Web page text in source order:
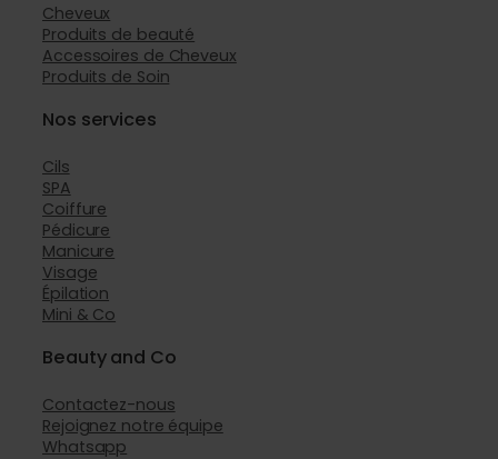
Cheveux
Produits de beauté
Accessoires de Cheveux
Produits de Soin
Nos services
Cils
SPA
Coiffure
Pédicure
Manicure
Visage
Épilation
Mini & Co
Beauty and Co
Contactez-nous
Rejoignez notre équipe
Whatsapp